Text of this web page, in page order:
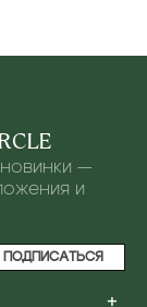
+
—
и
ПОДПИСАТЬСЯ